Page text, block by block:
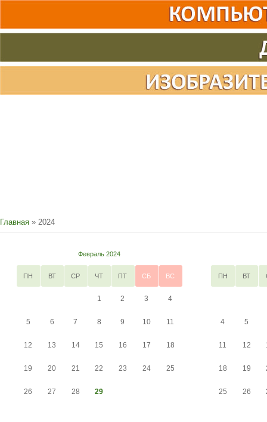
Главная » 2024
Февраль 2024
ПН ВТ СР ЧТ ПТ СБ ВС
1 2 3 4
5 6 7 8 9 10 11
12 13 14 15 16 17 18
19 20 21 22 23 24 25
26 27 28 29
ПН ВТ
4 5
11 12
18 19
25 26